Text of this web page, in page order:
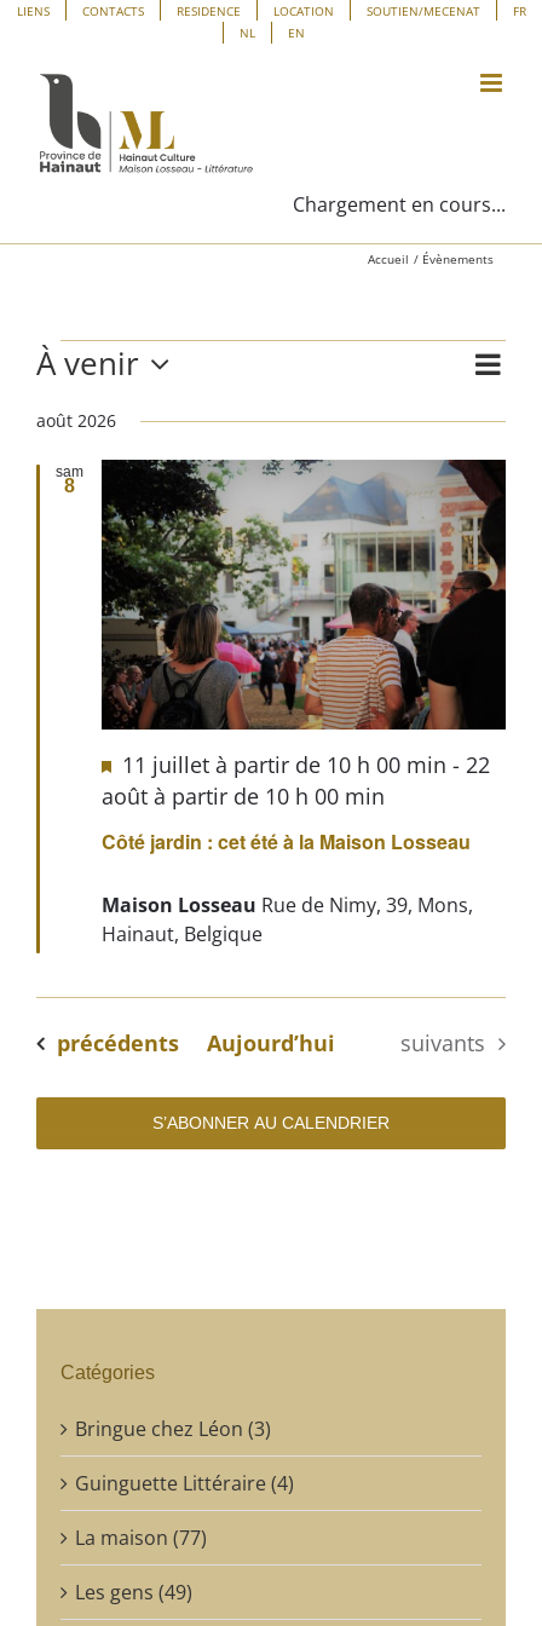
Panneau de gestion des cookies
Passer
contenu
LIENS CONTACTS RESIDENCE LOCATION SOUTIEN/MECENAT
FR
NL
EN
Chargement en cours...
Accueil Évènements
Évènements
par
Liste
À venir
une
date.
août 2026
sam
8
Côté jardin : cet été à la Maison Losseau
11 juillet à partir de 10 h 00 min - 22
août à partir de 10 h 00 min
Maison Losseau Rue de Nimy, 39, Mons,
Hainaut, Belgique
Évènements
précédents Aujourd’hui Évènements
suivants
S’ABONNER AU CALENDRIER
Catégories
Bringue chez Léon (3)
Guinguette Littéraire (4)
La maison (77)
Les gens (49)